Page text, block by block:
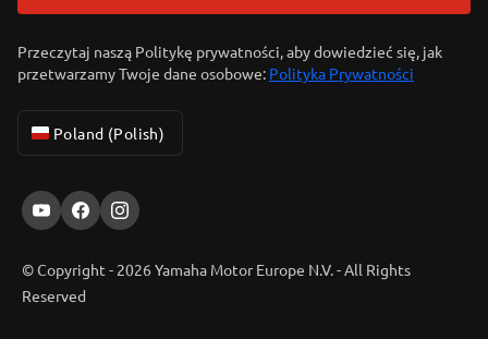
Przeczytaj naszą Politykę prywatności, aby dowiedzieć się, jak
przetwarzamy Twoje dane osobowe: Polityka Prywatności
Poland (Polish)
© Copyright - 2026 Yamaha Motor Europe N.V. - All Rights
Reserved